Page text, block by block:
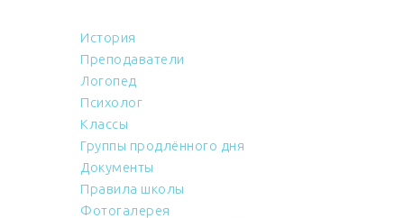
История
Преподаватели
Логопед
Психолог
Классы
Группы продлённого дня
Документы
Правила школы
Фотогалерея